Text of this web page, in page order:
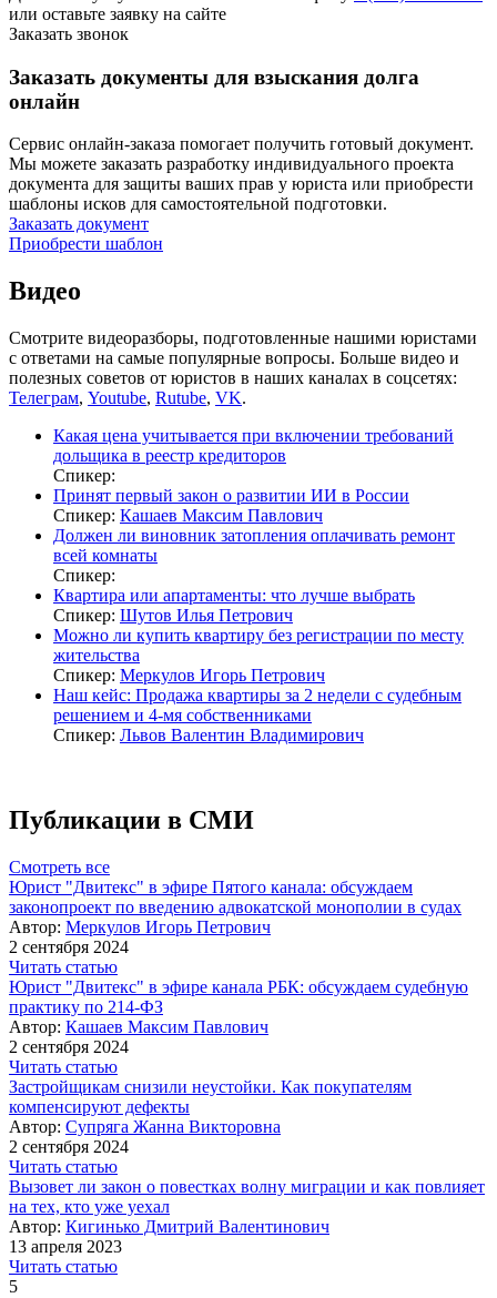
или оставьте заявку на сайте
Заказать звонок
Заказать документы для взыскания долга
онлайн
Сервис онлайн-заказа помогает получить готовый документ.
Мы можете заказать разработку индивидуального проекта
документа для защиты ваших прав у юриста или приобрести
шаблоны исков для самостоятельной подготовки.
Заказать документ
Приобрести шаблон
Видео
Смотрите видеоразборы, подготовленные нашими юристами
с ответами на самые популярные вопросы. Больше видео и
полезных советов от юристов в наших каналах в соцсетях:
Телеграм, Youtube, Rutube, VK.
Какая цена учитывается при включении требований
дольщика в реестр кредиторов
Спикер:
Принят первый закон о развитии ИИ в России
Спикер: Кашаев Максим Павлович
Должен ли виновник затопления оплачивать ремонт
всей комнаты
Спикер:
Квартира или апартаменты: что лучше выбрать
Спикер: Шутов Илья Петрович
Можно ли купить квартиру без регистрации по месту
жительства
Спикер: Меркулов Игорь Петрович
Наш кейс: Продажа квартиры за 2 недели с судебным
решением и 4-мя собственниками
Спикер: Львов Валентин Владимирович
Публикации в СМИ
Смотреть все
Юрист "Двитекс" в эфире Пятого канала: обсуждаем
законопроект по введению адвокатской монополии в судах
Автор: Меркулов Игорь Петрович
2 сентября 2024
Читать статью
Юрист "Двитекс" в эфире канала РБК: обсуждаем судебную
практику по 214-ФЗ
Автор: Кашаев Максим Павлович
2 сентября 2024
Читать статью
Застройщикам снизили неустойки. Как покупателям
компенсируют дефекты
Автор: Супряга Жанна Викторовна
2 сентября 2024
Читать статью
Вызовет ли закон о повестках волну миграции и как повлияет
на тех, кто уже уехал
Автор: Кигинько Дмитрий Валентинович
13 апреля 2023
Читать статью
5